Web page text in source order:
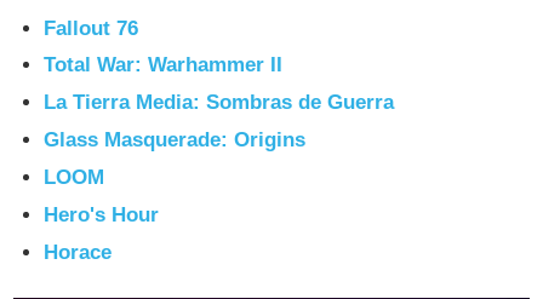
Fallout 76
Total War: Warhammer II
La Tierra Media: Sombras de Guerra
Glass Masquerade: Origins
LOOM
Hero's Hour
Horace